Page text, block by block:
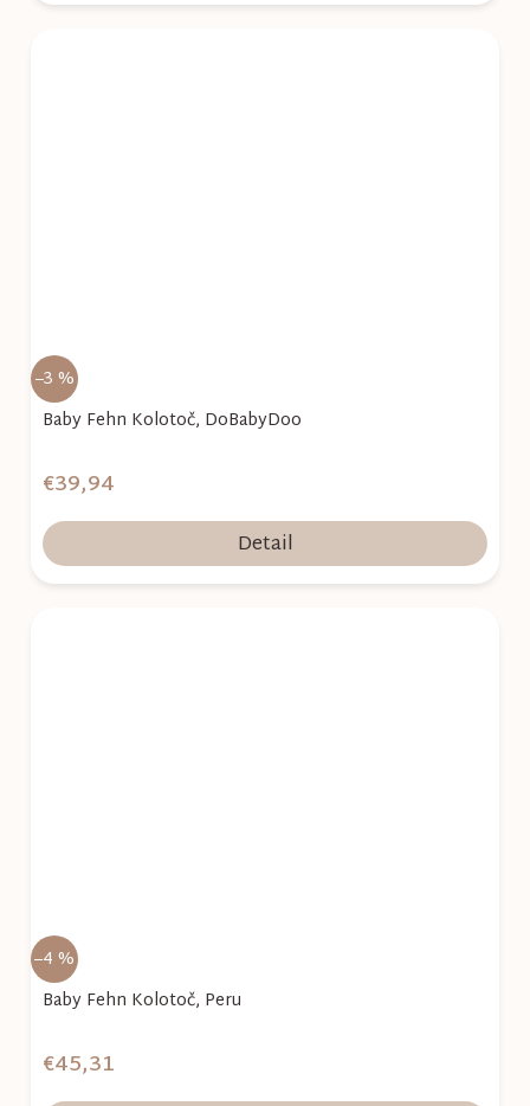
–3 %
Baby Fehn Kolotoč, DoBabyDoo
€39,94
Detail
–4 %
Baby Fehn Kolotoč, Peru
€45,31